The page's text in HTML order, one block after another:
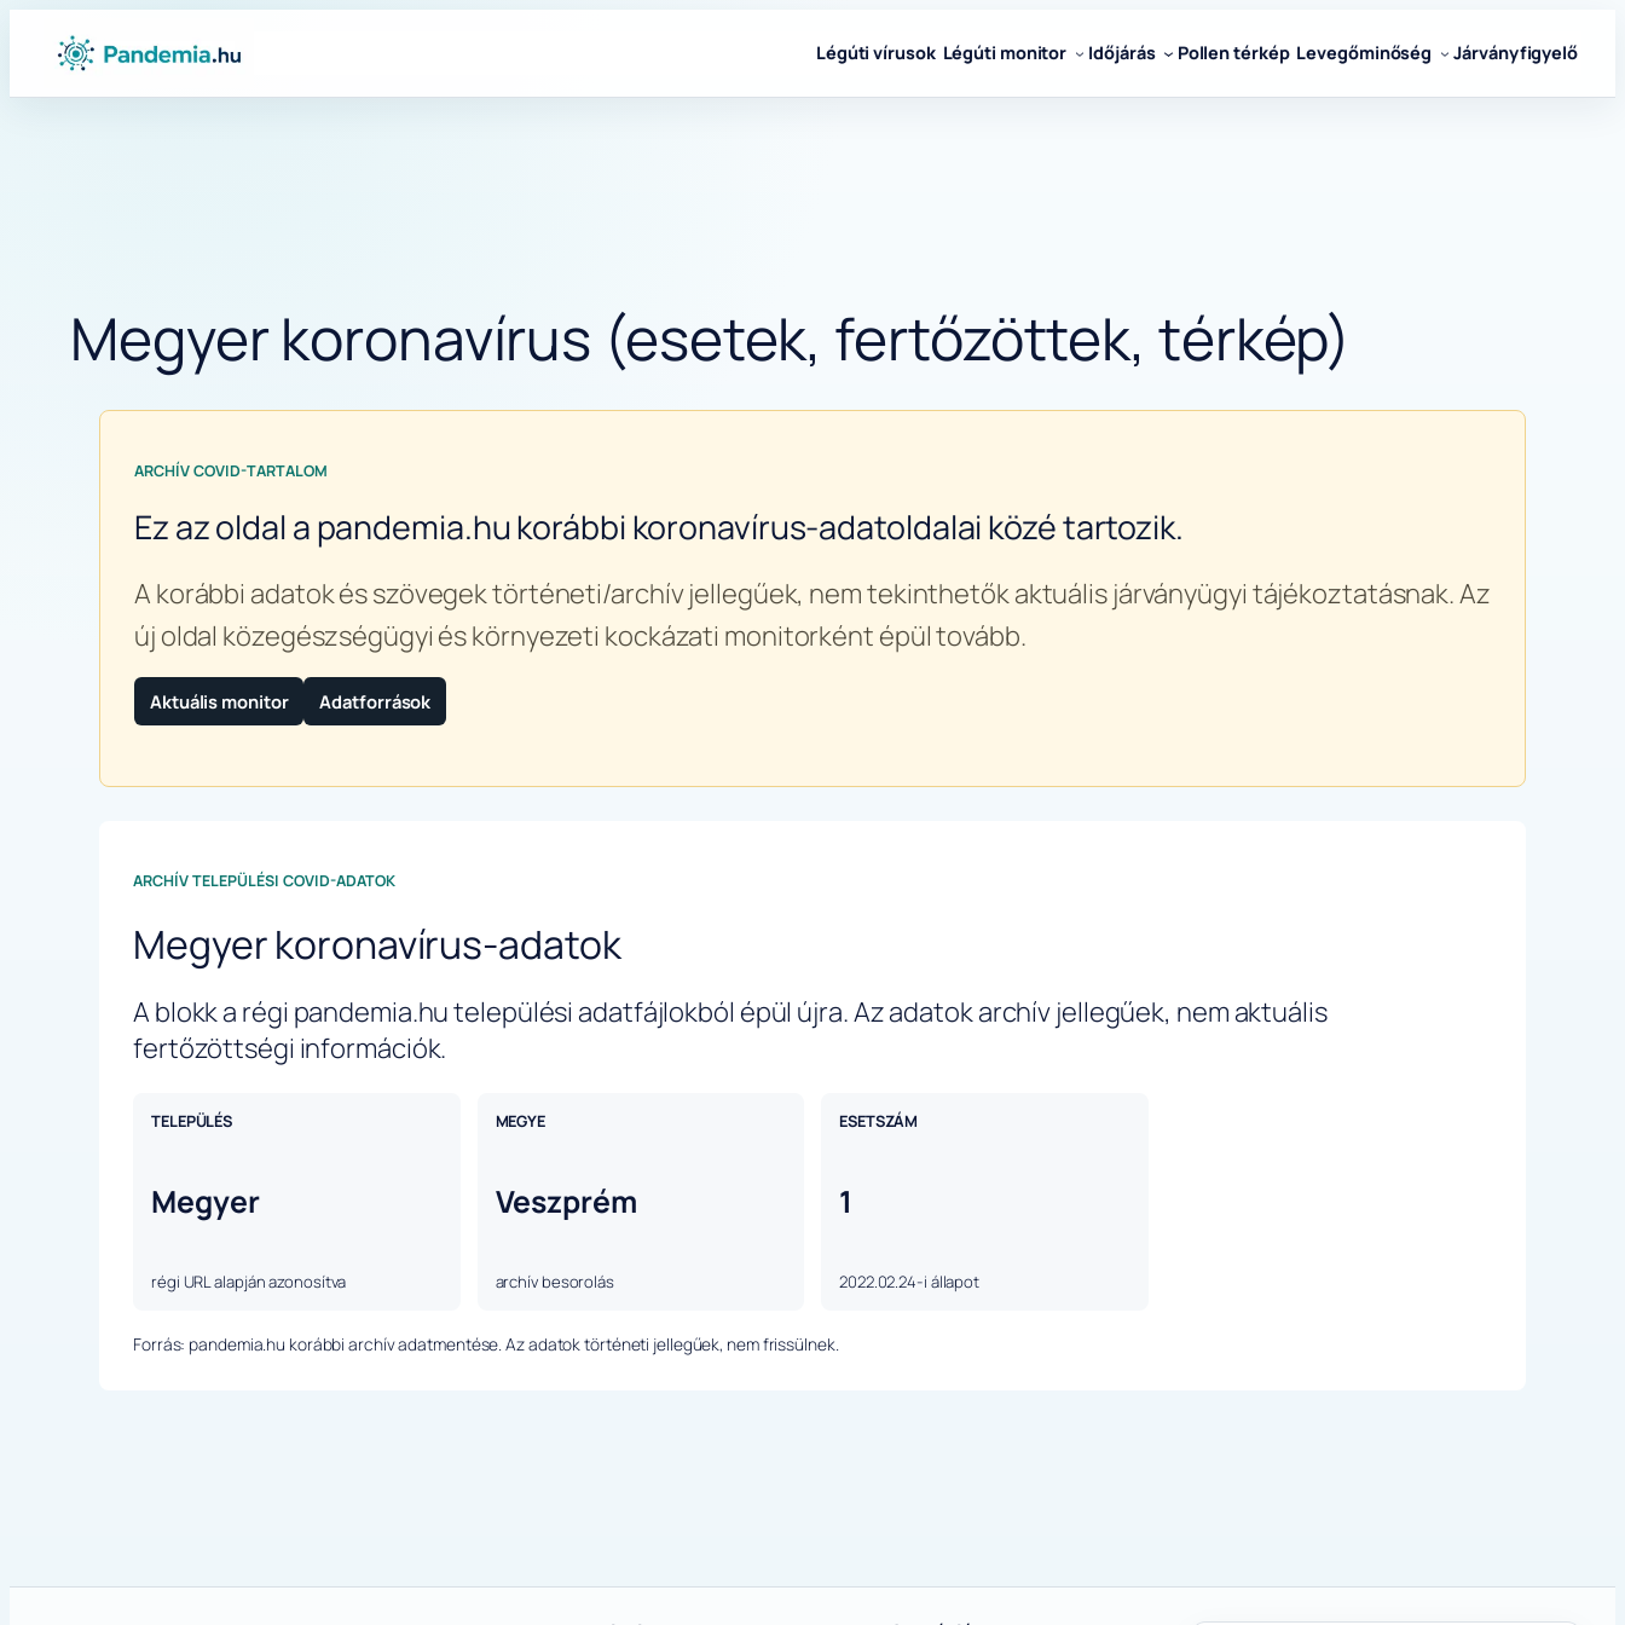
Ugrás
tartalomhoz
Légúti vírusok Légúti monitor Időjárás Pollen térkép Levegőminőség Járványfigyelő
Megyer koronavírus (esetek, fertőzöttek, térkép)
ARCHÍV COVID-TARTALOM
Ez az oldal a pandemia.hu korábbi koronavírus-adatoldalai közé tartozik.
A korábbi adatok és szövegek történeti/archív jellegűek, nem tekinthetők aktuális járványügyi tájékoztatásnak. Az
új oldal közegészségügyi és környezeti kockázati monitorként épül tovább.
Aktuális monitor Adatforrások
ARCHÍV TELEPÜLÉSI COVID-ADATOK
Megyer koronavírus-adatok
A blokk a régi pandemia.hu települési adatfájlokból épül újra. Az adatok archív jellegűek, nem aktuális
fertőzöttségi információk.
TELEPÜLÉS
Megyer
régi URL alapján azonosítva
MEGYE
Veszprém
archív besorolás
ESETSZÁM
1
2022.02.24-i állapot
Forrás: pandemia.hu korábbi archív adatmentése. Az adatok történeti jellegűek, nem frissülnek.